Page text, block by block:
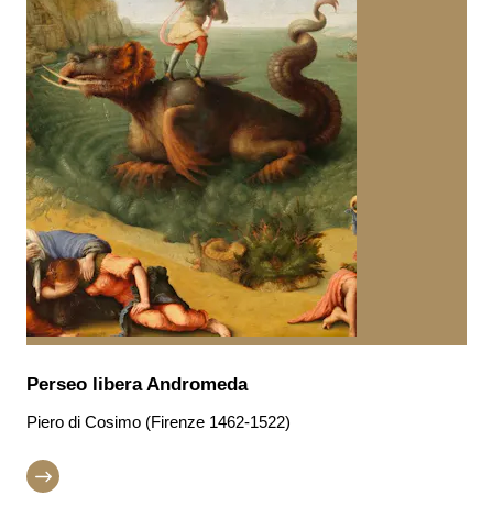
Perseo libera Andromeda
Piero di Cosimo (Firenze 1462-1522)